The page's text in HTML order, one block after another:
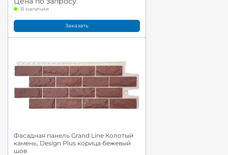
В наличии
Заказать
Фасадная панель Grand Line Колотый
камень, Design Plus корица бежевый
шов